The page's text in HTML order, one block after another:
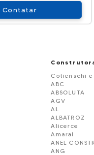
Contatar
Cotienschi e
ABC
ABSOLUTA
AGV
AL
ALBATROZ
Alicerce
Amaral
ANEL
ANG